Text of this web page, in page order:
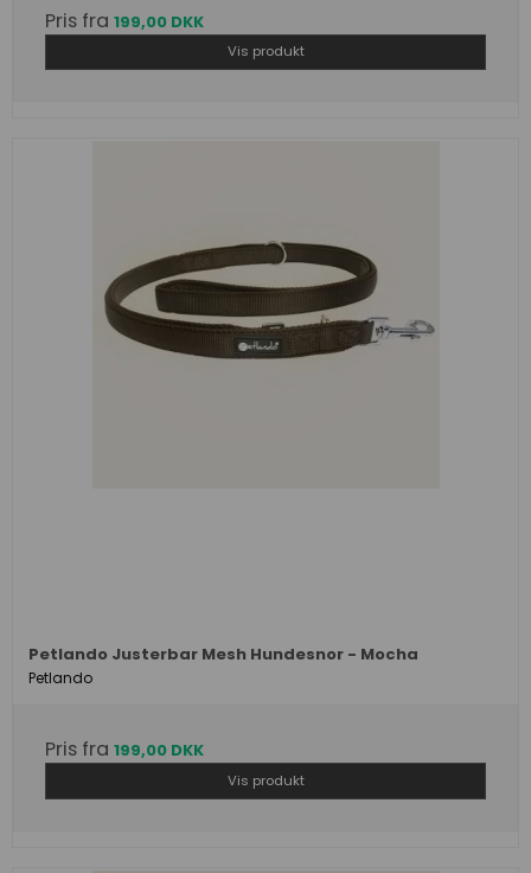
Pris fra 199,00 DKK
Vis produkt
Petlando Justerbar Mesh Hundesnor - Mocha
Petlando
Pris fra 199,00 DKK
Vis produkt